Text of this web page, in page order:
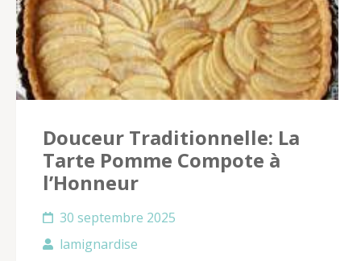
Douceur Traditionnelle: La
Tarte Pomme Compote à
l’Honneur
30 septembre 2025
lamignardise